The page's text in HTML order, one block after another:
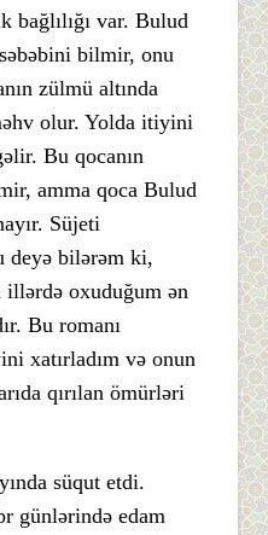
var. Bulud
bilmir, onu
zülmü altında
olur. Yolda itiyini
Bu qocanın
amma qoca Bulud
Süjeti
deyə bilərəm ki,
illərdə oxuduğum ən
Bu romanı
xatırladım və onun
qırılan ömürləri
süqut etdi.
günlərində edam